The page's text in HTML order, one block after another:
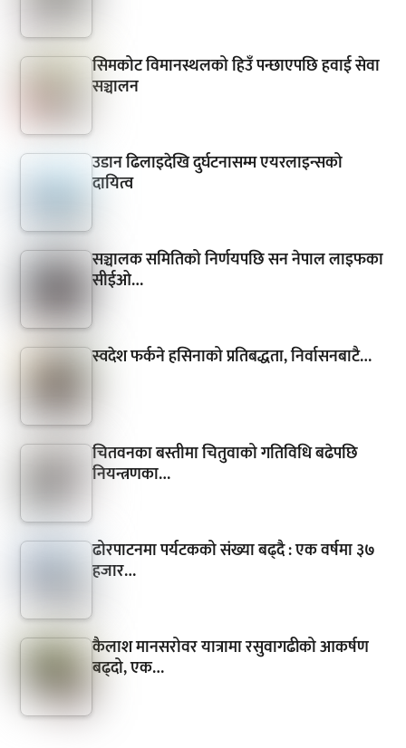
सिमकोट विमानस्थलको हिउँ पन्छाएपछि हवाई सेवा
सञ्चालन
उडान ढिलाइदेखि दुर्घटनासम्म एयरलाइन्सको
दायित्व
सञ्चालक समितिको निर्णयपछि सन नेपाल लाइफका
सीईओ…
स्वदेश फर्कने हसिनाको प्रतिबद्धता, निर्वासनबाटै…
चितवनका बस्तीमा चितुवाको गतिविधि बढेपछि
नियन्त्रणका…
ढोरपाटनमा पर्यटकको संख्या बढ्दै : एक वर्षमा ३७
हजार…
कैलाश मानसरोवर यात्रामा रसुवागढीको आकर्षण
बढ्दो, एक…